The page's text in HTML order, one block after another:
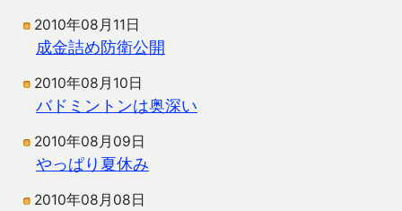
2010年08月11日
成金詰め防衛公開
2010年08月10日
バドミントンは奥深い
2010年08月09日
やっぱり夏休み
2010年08月08日